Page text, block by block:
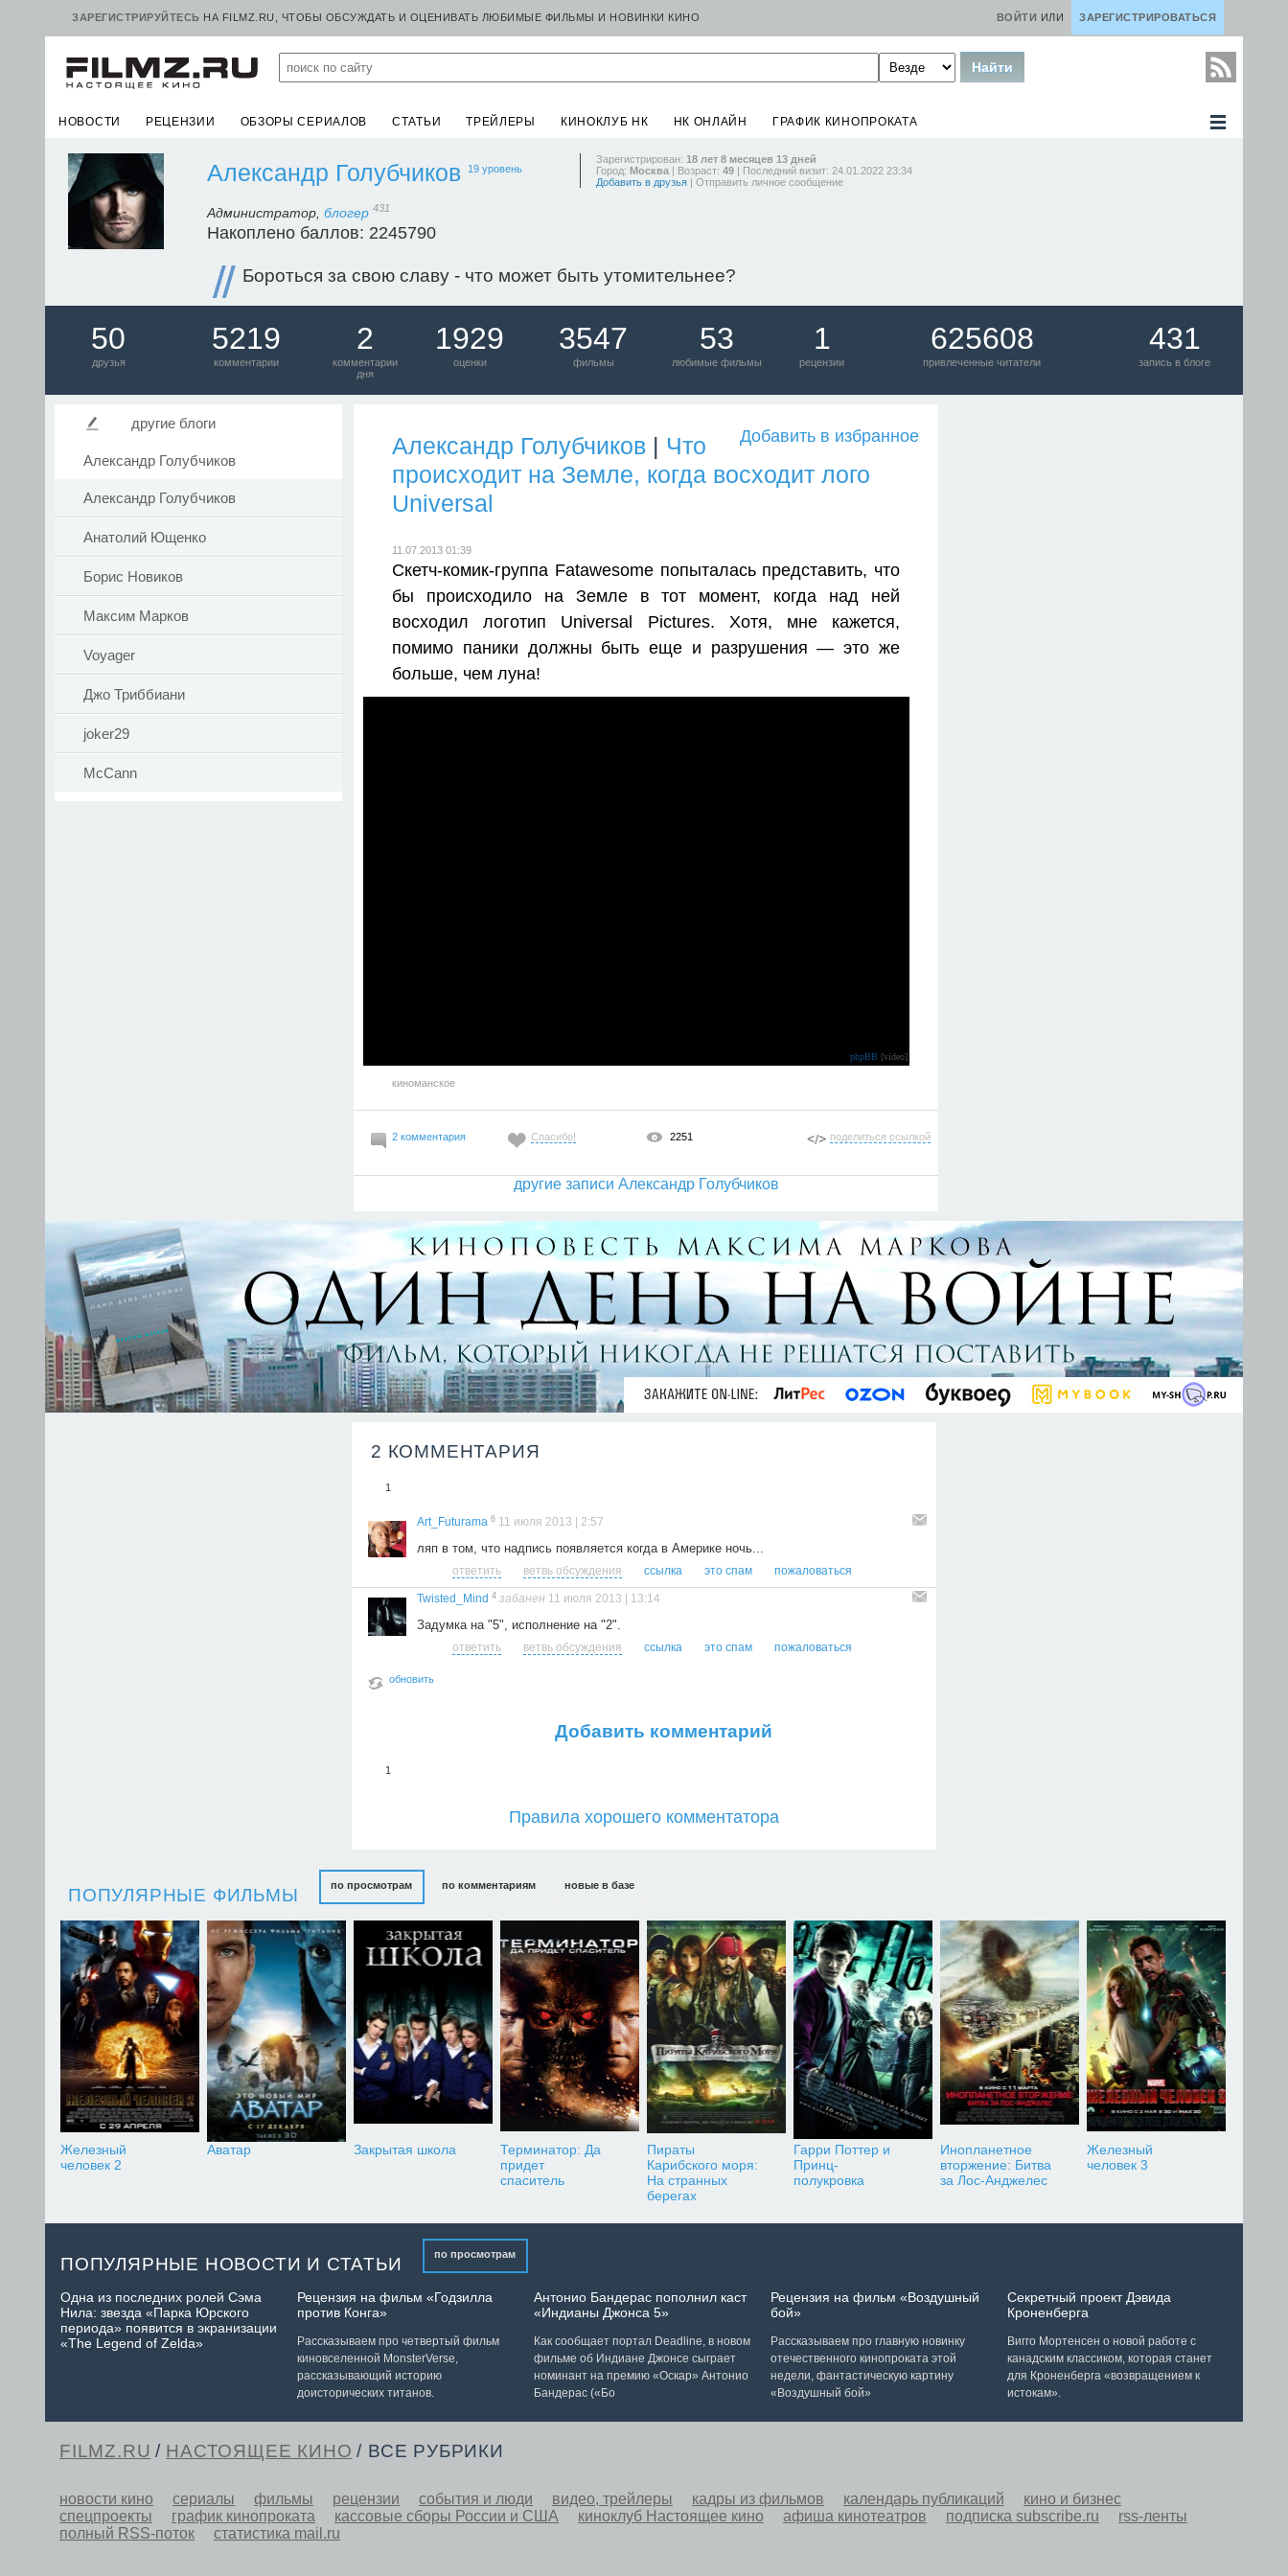
ЗАРЕГИСТРИРУЙТЕСЬ НА FILMZ.RU, ЧТОБЫ ОБСУЖДАТЬ И ОЦЕНИВАТЬ ЛЮБИМЫЕ ФИЛЬМЫ И НОВИНКИ КИНО ЗАРЕГИСТРИРОВАТЬСЯ
ВОЙТИ ИЛИ
НОВОСТИ РЕЦЕНЗИИ ОБЗОРЫ СЕРИАЛОВ СТАТЬИ ТРЕЙЛЕРЫ КИНОКЛУБ НК НК ОНЛАЙН ГРАФИК КИНОПРОКАТА
Александр Голубчиков 19 уровень
Администратор, блогер 431
Накоплено баллов: 2245790
Зарегистрирован: 18 лет 8 месяцев 13 дней
Город: Москва | Возраст: 49 | Последний визит: 24.01.2022 23:34
Добавить в друзья | Отправить личное сообщение
Бороться за свою славу - что может быть утомительнее?
50
друзья
5219
комментарии
2
комментарии
дня
1929
оценки
3547
фильмы
53
любимые фильмы
1
рецензии
625608
привлеченные читатели
431
запись в блоге
другие блоги
Александр Голубчиков
Александр Голубчиков
Анатолий Ющенко
Борис Новиков
Максим Марков
Voyager
Джо Триббиани
joker29
McCann
Добавить в избранное
Александр Голубчиков | Что
происходит на Земле, когда восходит лого
Universal
11.07.2013 01:39
Скетч-комик-группа Fatawesome попыталась представить, что
бы происходило на Земле в тот момент, когда над ней
восходил логотип Universal Pictures. Хотя, мне кажется,
помимо паники должны быть еще и разрушения — это же
больше, чем луна!
phpBB [video]
киноманское
2 комментария Спасибо! 2251 поделиться ссылкой
другие записи Александр Голубчиков
2 КОММЕНТАРИЯ
1
Art_Futurama 6 11 июля 2013 | 2:57
ляп в том, что надпись появляется когда в Америке ночь...
ответить ветвь обсуждения ссылка это спам пожаловаться
Twisted_Mind 4 забанен 11 июля 2013 | 13:14
Задумка на "5", исполнение на "2".
ответить ветвь обсуждения ссылка это спам пожаловаться
обновить
Добавить комментарий
1
Правила хорошего комментатора
ПОПУЛЯРНЫЕ ФИЛЬМЫ по просмотрам
Железный
человек 2
Аватар Закрытая школа
Терминатор: Да
придет
спаситель
Пираты
Карибского моря:
На странных
берегах
Гарри Поттер и
Принц-
полукровка
Инопланетное
вторжение: Битва
за Лос-Анджелес
Железный
человек 3
по комментариям новые в базе
ПОПУЛЯРНЫЕ НОВОСТИ И СТАТЬИ по просмотрам
Одна из последних ролей Сэма
Нила: звезда «Парка Юрского
периода» появится в экранизации
«The Legend of Zelda»
Рецензия на фильм «Годзилла
против Конга»
Рассказываем про четвертый фильм
киновселенной MonsterVerse,
рассказывающий историю
доисторических титанов.
Антонио Бандерас пополнил каст
«Индианы Джонса 5»
Как сообщает портал Deadline, в новом
фильме об Индиане Джонсе сыграет
номинант на премию «Оскар» Антонио
Бандерас («Бо
Рецензия на фильм «Воздушный
бой»
Рассказываем про главную новинку
отечественного кинопроката этой
недели, фантастическую картину
«Воздушный бой»
Секретный проект Дэвида
Кроненберга
Вигго Мортенсен о новой работе с
канадским классиком, которая станет
для Кроненберга «возвращением к
истокам».
FILMZ.RU / НАСТОЯЩЕЕ КИНО / ВСЕ РУБРИКИ
новости кино сериалы фильмы рецензии события и люди видео, трейлеры кадры из фильмов календарь публикаций
кино и бизнес
спецпроекты
график кинопроката кассовые сборы России и США киноклуб Настоящее кино афиша кинотеатров подписка subscribe.ru
rss-ленты
полный RSS-поток
статистика mail.ru